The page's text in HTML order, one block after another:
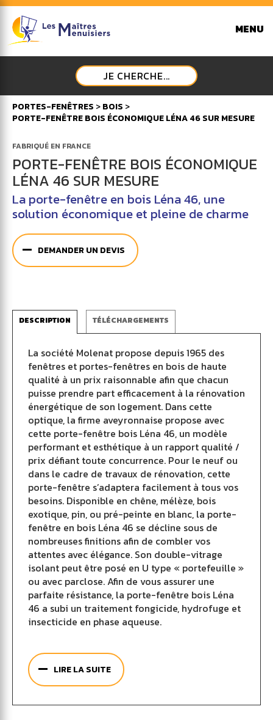
MENU
JE CHERCHE...
PORTES-FENÊTRES >BOIS >
PORTE-FENÊTRE BOIS ÉCONOMIQUE LÉNA 46 SUR MESURE
FABRIQUÉ EN FRANCE
PORTE-FENÊTRE BOIS ÉCONOMIQUE
LÉNA 46 SUR MESURE
La porte-fenêtre en bois Léna 46, une
solution économique et pleine de charme
DEMANDER UN DEVIS
DESCRIPTION TÉLÉCHARGEMENTS
La société Molenat propose depuis 1965 des
fenêtres et portes-fenêtres en bois de haute
qualité à un prix raisonnable afin que chacun
puisse prendre part efficacement à la rénovation
énergétique de son logement. Dans cette
optique, la firme aveyronnaise propose avec
cette porte-fenêtre bois Léna 46, un modèle
performant et esthétique à un rapport qualité /
prix défiant toute concurrence. Pour le neuf ou
dans le cadre de travaux de rénovation, cette
porte-fenêtre s’adaptera facilement à tous vos
besoins. Disponible en chêne, mélèze, bois
exotique, pin, ou pré-peinte en blanc, la porte-
fenêtre en bois Léna 46 se décline sous de
nombreuses finitions afin de combler vos
attentes avec élégance. Son double-vitrage
isolant peut être posé en U type « portefeuille »
ou avec parclose. Afin de vous assurer une
parfaite résistance, la porte-fenêtre bois Léna
46 a subi un traitement fongicide, hydrofuge et
insecticide en phase aqueuse.
fenêtre en bois dispose d’un dormant de 46 x
70 mm et d’un ouvrant de 46 x 73 mm. Munie
d’une fourrure d’isolation intérieure et
extérieure, d’un seuil en aluminium et
LIRE LA SUITE